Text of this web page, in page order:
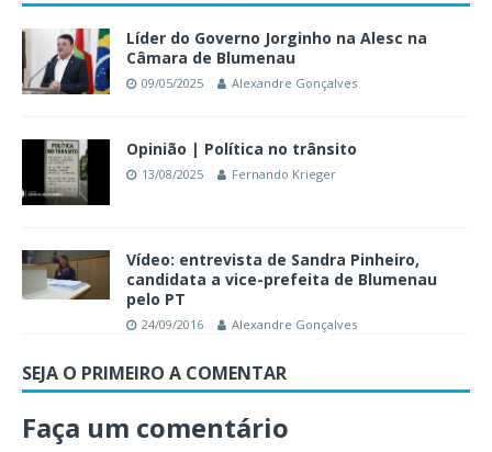
Líder do Governo Jorginho na Alesc na
Câmara de Blumenau
09/05/2025 Alexandre Gonçalves
Opinião | Política no trânsito
13/08/2025 Fernando Krieger
Vídeo: entrevista de Sandra Pinheiro,
candidata a vice-prefeita de Blumenau
pelo PT
24/09/2016 Alexandre Gonçalves
SEJA O PRIMEIRO A COMENTAR
Faça um comentário